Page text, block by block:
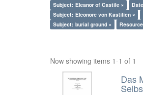
Subject: Eleanor of Castile ×
Subject: Eleonore von Kastilien ×
Subject: burial ground ×
Now showing items 1-1 of 1
Das